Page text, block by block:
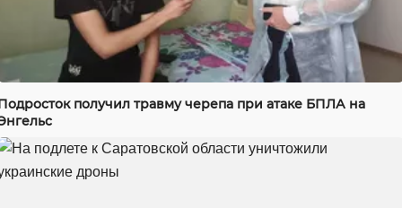
получил травму черепа при атаке БПЛА на